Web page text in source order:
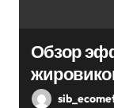
Обзор